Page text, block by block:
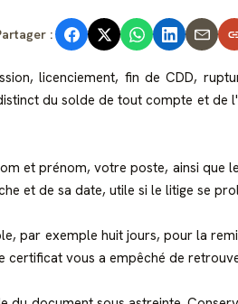
:
licenciement, fin de CDD,
du solde de tout compte et de
et prénom, votre poste, ainsi que
et de sa date, utile si le litige se
par exemple huit jours, pour la
vous a empêché de